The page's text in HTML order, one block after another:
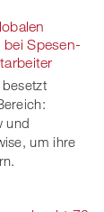
bei Spesen-
besetzt
und
um ihre